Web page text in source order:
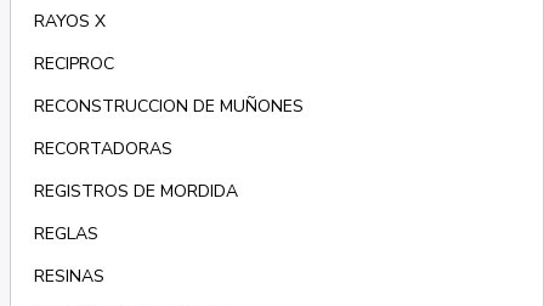
RAYOS X
RECIPROC
RECONSTRUCCION DE MUÑONES
RECORTADORAS
REGISTROS DE MORDIDA
REGLAS
RESINAS